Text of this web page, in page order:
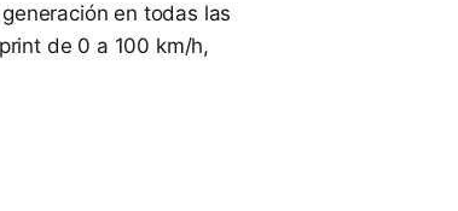
en todas las
de 0 a 100 km/h,